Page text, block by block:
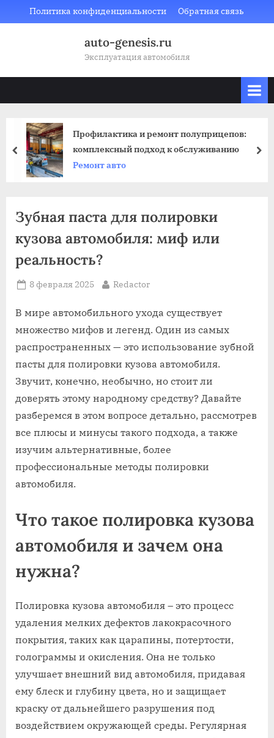
to
Политика конфиденциальности Обратная связь
auto-genesis.ru
Эксплуатация автомобиля
Профилактика и ремонт полуприцепов:
комплексный подход к обслуживанию
Ремонт авто
prev
Зубная паста для полировки
кузова автомобиля: миф или
реальность?
Posted
8 февраля 2025 By
Redactor
В мире автомобильного ухода существует
множество мифов и легенд. Один из самых
распространенных — это использование зубной
пасты для полировки кузова автомобиля.
Звучит, конечно, необычно, но стоит ли
доверять этому народному средству? Давайте
разберемся в этом вопросе детально, рассмотрев
все плюсы и минусы такого подхода, а также
изучим альтернативные, более
профессиональные методы полировки
автомобиля.
Что такое полировка кузова
автомобиля и зачем она
нужна?
Полировка кузова автомобиля – это процесс
удаления мелких дефектов лакокрасочного
покрытия, таких как царапины, потертости,
голограммы и окисления. Она не только
улучшает внешний вид автомобиля, придавая
ему блеск и глубину цвета, но и защищает
краску от дальнейшего разрушения под
воздействием окружающей среды. Регулярная